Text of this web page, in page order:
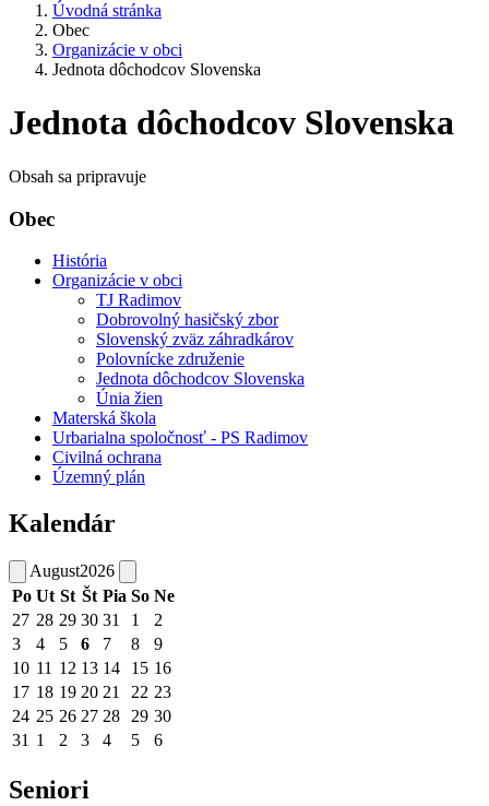
Úvodná stránka
Obec
Organizácie v obci
Jednota dôchodcov Slovenska
Jednota dôchodcov Slovenska
Obsah sa pripravuje
Obec
História
Organizácie v obci
TJ Radimov
Dobrovolný hasičský zbor
Slovenský zväz záhradkárov
Polovnícke združenie
Jednota dôchodcov Slovenska
Únia žien
Materská škola
Urbarialna spoločnosť - PS Radimov
Civilná ochrana
Územný plán
Kalendár
August2026
Po Ut St Št Pia So Ne
27 28 29 30 31 1
2
3
4 5 6 7 8
9
10 11 12 13 14 15 16
17 18 19 20 21 22 23
24 25 26 27 28 29 30
31 1 2 3 4 5 6
Seniori